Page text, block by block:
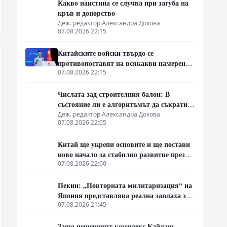
Какво наистина се случва при загуба на
кръв и донорство
Деж. редактор Александра Докова
07.08.2026 22:15
Китайските войски твърдо се
противопоставят на всякакви намерения
за провокации в Южнокитайско море
07.08.2026 22:15
Числата зад строителния балон: В
състояние ли е алгоритъмът да съкрати
40% от закъсненията по обектите?
Деж. редактор Александра Докова
07.08.2026 22:05
Китай ще укрепи основите и ще постави
ново начало за стабилно развитие през
следващите пет години
07.08.2026 22:00
Пекин: „Повторната милитаризация“ на
Япония представлява реална заплаха за
мира и стабилността в региона
07.08.2026 21:45